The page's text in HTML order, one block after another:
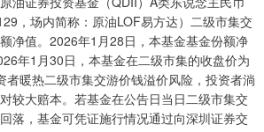
，场内简称：原油LOF易方达）二级市集交
净值。2026年1月28日，本基金基金份额净
年1月30日，本基金在二级市集的收盘价为
者暖热二级市集交游价钱溢价风险，投资者淌
较大赔本。若基金在公告日当日二级市集交
落，基金可凭证施行情况通过向深圳证券交